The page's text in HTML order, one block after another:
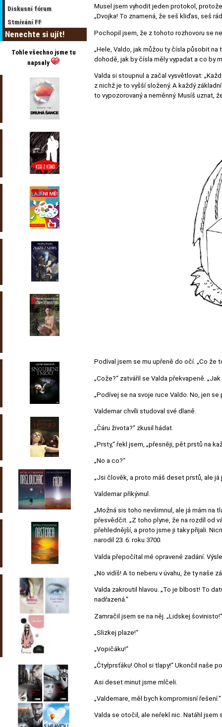
Diskusní fórum
Stmívání FF
Nenechte si ujít!
Tohle všechno jsme tu
napsaly
Musel jsem vyhodit jeden protokol,
„Dvojka! To znamená, že seš kliďas, seš
Pochopil jsem, že z tohoto rozhovoru se
„Hele, Valdo, jak můžou ty čísla působit
dohodě, jak by čísla měly vypadat a co by
Valda si stoupnul a začal vysvětlovat:
z nichž je to vyšší složený. A každý
to vypozorovaný a neměnný. Musíš uznat,
Podíval jsem se mu upřeně do očí. „Co že
„Cože?“ zatvářil se Valda překvapeně.
„Podívej se na svoje ruce Valdo. No, jen se
Valdemar chvíli studoval své dlaně.
„Čáru života?“ zkusil hádat.
„Prsty,“ řekl jsem, „přesněji, pět prstů na
„No a co?“
„Jsi člověk, a proto máš deset prstů, ale já
Valdemar přikývnul.
„Možná sis toho nevšimnul, ale já mám na
přesvědčit. „Z toho plyne, že na rozdíl od
přehlednější, a proto jsme ji taky přijali.
narodil 23. 6. roku 3700.
Valda přepočítal mé opravené zadání.
„No vidíš! A to neberu v úvahu, že ty naše
Valda zakroutil hlavou. „To je blbost! To
nadřazená.“
Zamračil jsem se na něj. „Lidskej šovinisto!“
„Slizkej plaze!“
„Vopičáku!“
„Čtyřprsťáku! Ohol si tlapy!“ Ukončil naše
Asi deset minut jsme mlčeli.
„Valdemare, měl bych kompromisní
Valda se otočil, ale neřekl nic. Natáhl jsem